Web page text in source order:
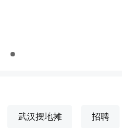
武汉摆地摊 招聘